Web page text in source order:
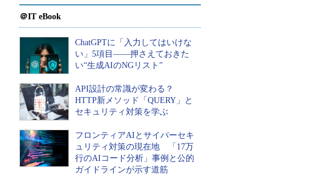
＠IT eBook
ChatGPTに「入力してはいけな
い」5項目――押さえておきた
い“生成AIのNGリスト”
API設計の常識が変わる？
HTTP新メソッド「QUERY」と
セキュリティ対策を学ぶ
フロンティアAIとサイバーセキ
ュリティ対策の現在地 「17万
行のAIコード分析」事例と公的
ガイドラインが示す道筋